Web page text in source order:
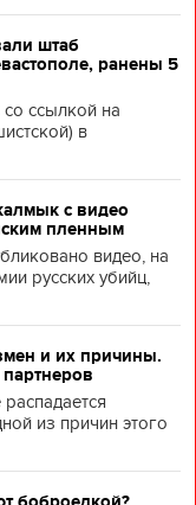
штаб
ранены 5
со ссылкой на
в
с видео
пленным
видео, на
русских убийц,
и их причины.
из причин этого